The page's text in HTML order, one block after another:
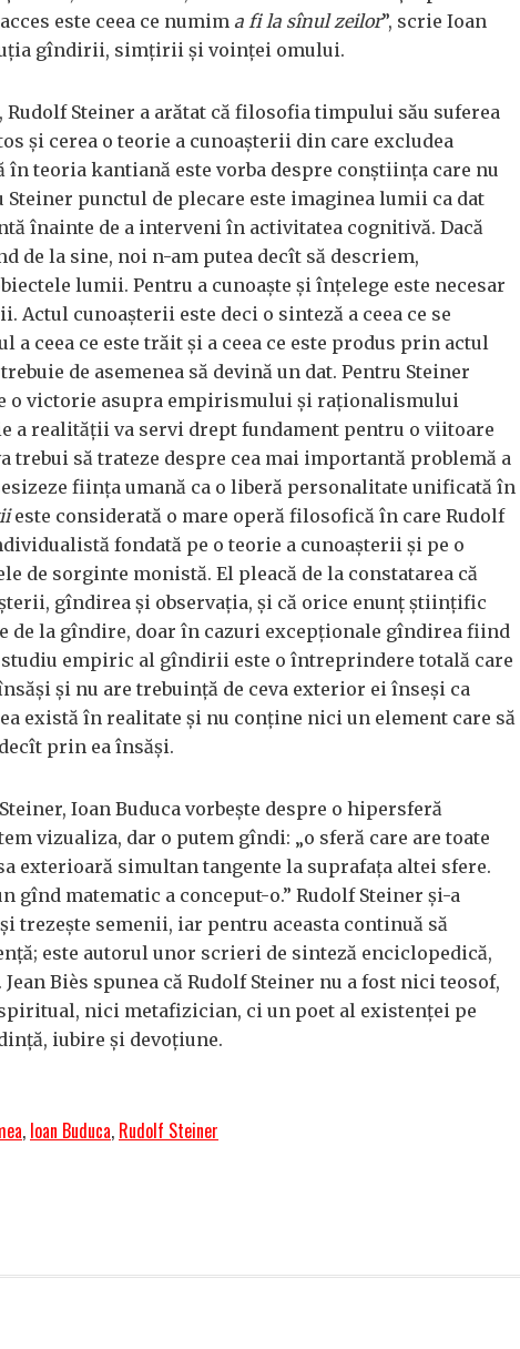
este ceea ce numim a fi la sînul zeilor”, scrie Ioan
gîndirii, simțirii și voinței omului.
Steiner a arătat că filosofia timpului său suferea
și cerea o teorie a cunoașterii din care excludea
teoria kantiană este vorba despre conștiința care nu
punctul de plecare este imaginea lumii ca dat
înainte de a interveni în activitatea cognitivă. Dacă
de la sine, noi n-am putea decît să descriem,
lumii. Pentru a cunoaște și înțelege este necesar
Actul cunoașterii este deci o sinteză a ceea ce se
a ceea ce este trăit și a ceea ce este produs prin actul
de asemenea să devină un dat. Pentru Steiner
o victorie asupra empirismului și raționalismului
a realității va servi drept fundament pentru o viitoare
trebui să trateze despre cea mai importantă problemă a
ființa umană ca o liberă personalitate unificată în
este considerată o mare operă filosofică în care Rudolf
fondată pe o teorie a cunoașterii și pe o
de sorginte monistă. El pleacă de la constatarea că
gîndirea și observația, și că orice enunț științific
la gîndire, doar în cazuri excepționale gîndirea fiind
studiu empiric al gîndirii este o întreprindere totală care
și nu are trebuință de ceva exterior ei înseși ca
există în realitate și nu conține nici un element care să
prin ea însăși.
Ioan Buduca vorbește despre o hipersferă
vizualiza, dar o putem gîndi: „o sferă care are toate
exterioară simultan tangente la suprafața altei sfere.
gînd matematic a conceput-o.” Rudolf Steiner și-a
trezește semenii, iar pentru aceasta continuă să
este autorul unor scrieri de sinteză enciclopedică,
Biès spunea că Rudolf Steiner nu a fost nici teosof,
nici metafizician, ci un poet al existenței pe
iubire și devoțiune.
, Ioan Buduca, Rudolf Steiner